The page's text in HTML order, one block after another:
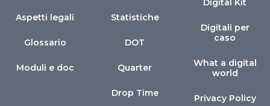
Aspetti legali
Glossario
Moduli e doc
Statistiche
DOT
Quarter
Drop Time
Digital Kit
Digitali per
caso
What a digital
world
Privacy Policy